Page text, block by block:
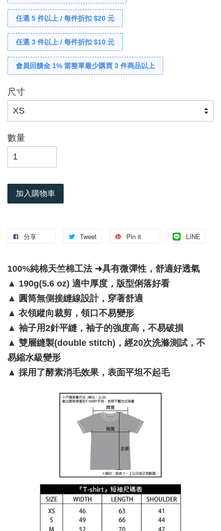
任選 5 件以上 / 每件折扣 $20 元
任選 3 件以上 / 每件折扣 $10 元
會員回饋金 1% 當整單最少購買 3 件商品以上
尺寸
數量
加入購物車
分享 Tweet Pin it LINE
100%純棉天竺棉工法 ➜具有微彈性，舒適好透氣
▲ 190g(5.6 oz) 適中厚度，版型俐落好看
▲ 圓筒無側接縫線設計，穿著舒適
▲ 衣領縱向裁剪，領口不易變形
▲ 袖子用2針平縫，袖子的強度高，不易破損
▲ 雙層縫製(double stitch)，經20次洗滌測試，不
易縮水級變形
▲ 採用了酵素消毛效果，表面平坦不起毛